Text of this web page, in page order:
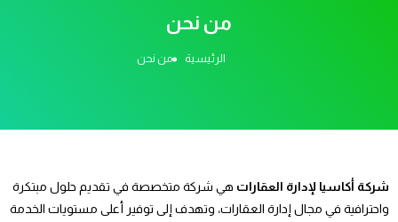
من نحن
الرئيسية من نحن
شركة أكاسيا لإدارة العقارات هي شركة متخصصة في تقديم حلول مبتكرة
واحترافية في مجال إدارة العقارات، وتهدف إلى توفير أعلى مستويات الخدمة